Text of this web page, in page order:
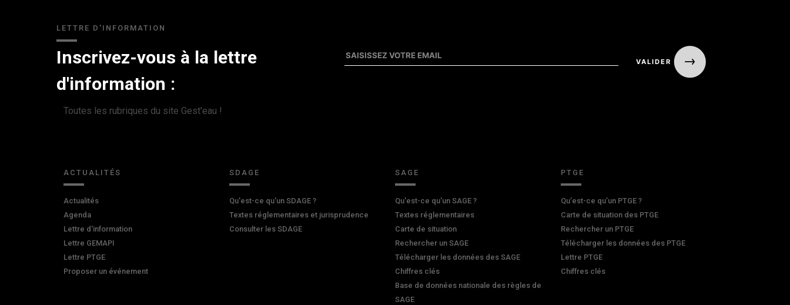
LETTRE D'INFORMATION
Inscrivez-vous à la lettre
d'information :
Toutes les rubriques du site Gest'eau !
ACTUALITÉS
Actualités
Agenda
Lettre d'information
Lettre GEMAPI
Lettre PTGE
Proposer un événement
SDAGE
Qu'est-ce qu'un SDAGE ?
Textes réglementaires et jurisprudence
Consulter les SDAGE
SAGE
Qu'est-ce qu'un SAGE ?
Textes réglementaires
Carte de situation
Rechercher un SAGE
Télécharger les données des SAGE
Chiffres clés
Base de données nationale des règles de
SAGE
PTGE
Qu’est-ce qu’un PTGE ?
Carte de situation des PTGE
Rechercher un PTGE
Télécharger les données des PTGE
Lettre PTGE
Chiffres clés